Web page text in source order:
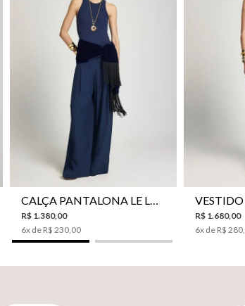
CALÇA PANTALONA LE LIS SAKURA II FEMININA
R$ 1.380,00
6x de R$ 230,00
R$ 1.680,00
6x de R$ 280,